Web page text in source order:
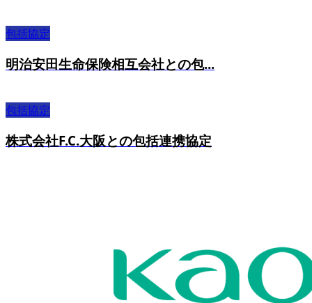
包括協定
明治安田生命保険相互会社との包...
包括協定
株式会社F.C.大阪との包括連携協定